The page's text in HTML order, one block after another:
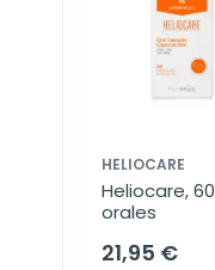
HELIOCARE
Heliocare,
orales
21,95 €